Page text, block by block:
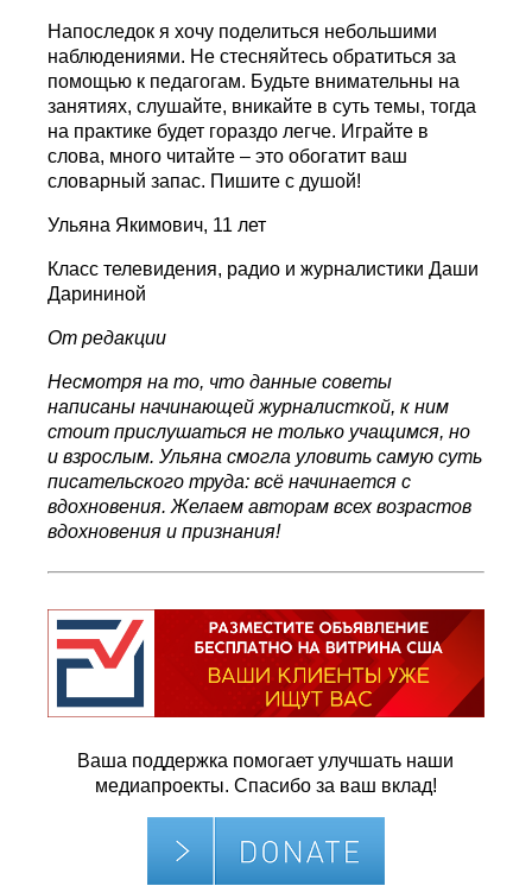
Напоследок я хочу поделиться небольшими
наблюдениями. Не стесняйтесь обратиться за
помощью к педагогам. Будьте внимательны на
занятиях, слушайте, вникайте в суть темы, тогда
на практике будет гораздо легче. Играйте в
слова, много читайте – это обогатит ваш
словарный запас. Пишите с душой!
Ульяна Якимович, 11 лет
Класс телевидения, радио и журналистики Даши
Дарининой
От редакции
Несмотря на то, что данные советы
написаны начинающей журналисткой, к ним
стоит прислушаться не только учащимся, но
и взрослым. Ульяна смогла уловить самую суть
писательского труда: всё начинается с
вдохновения. Желаем авторам всех возрастов
вдохновения и признания!
Ваша поддержка помогает улучшать наши
медиапроекты. Спасибо за ваш вклад!